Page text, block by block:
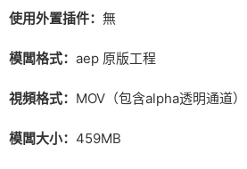
使用外置插件： 無
模闆格式： aep 原版工程
視頻格式： MOV（包含alpha透明通道）
模闆大小： 459MB